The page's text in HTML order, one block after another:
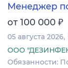
Менеджер
от 100 000 ₽
05 августа 2026
ООО
Обязанности: